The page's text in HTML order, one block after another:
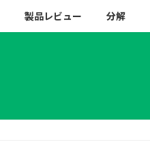
製品レビュー 分解